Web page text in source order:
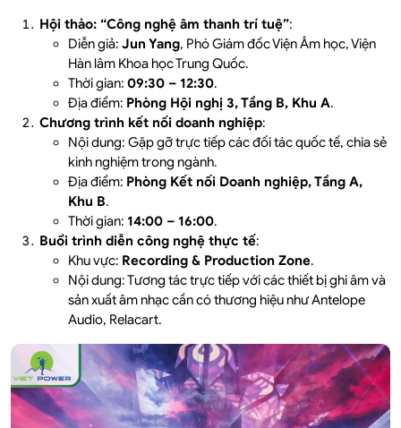
Hội thảo: “Công nghệ âm thanh trí tuệ”:
Diễn giả: Jun Yang, Phó Giám đốc Viện Âm học, Viện
Hàn lâm Khoa học Trung Quốc.
Thời gian: 09:30 – 12:30.
Địa điểm: Phòng Hội nghị 3, Tầng B, Khu A.
Chương trình kết nối doanh nghiệp:
Nội dung: Gặp gỡ trực tiếp các đối tác quốc tế, chia sẻ
kinh nghiệm trong ngành.
Địa điểm: Phòng Kết nối Doanh nghiệp, Tầng A,
Khu B.
Thời gian: 14:00 – 16:00.
Buổi trình diễn công nghệ thực tế:
Khu vực: Recording & Production Zone.
Nội dung: Tương tác trực tiếp với các thiết bị ghi âm và
sản xuất âm nhạc cần có thương hiệu như Antelope
Audio, Relacart.